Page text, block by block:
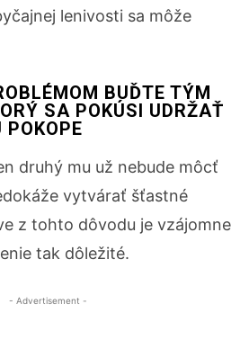
lenivosti sa môže
BUĎTE TÝM
SA POKÚSI UDRŽAŤ
POKOPE
druhý mu už nebude môcť
vytvárať šťastné
z tohto dôvodu je vzájomne
tak dôležité.
- Advertisement -